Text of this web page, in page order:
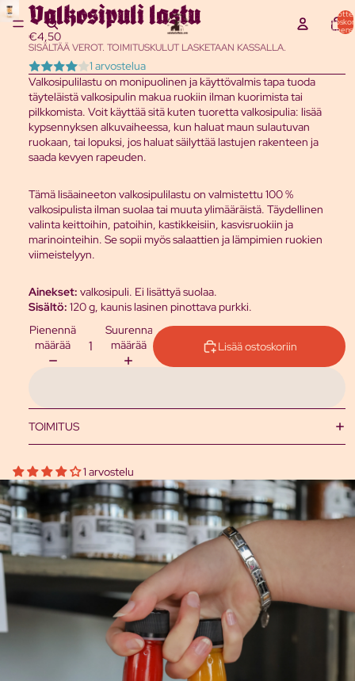
Valkosipuli lastu
€4,50
SISÄLTÄÄ VEROT. TOIMITUSKULUT LASKETAAN KASSALLA.
1 arvostelua
Valkosipulilastu on monipuolinen ja käyttövalmis tapa tuoda
täyteläistä valkosipulin makua ruokiin ilman kuorimista tai
pilkkomista. Voit käyttää sitä kuten tuoretta valkosipulia: lisää
kypsennyksen alkuvaiheessa, kun haluat maun sulautuvan
ruokaan, tai lopuksi, jos haluat säilyttää lastujen rakenteen ja
saada kevyen rapeuden.
Tämä lisäaineeton valkosipulilastu on valmistettu 100 %
valkosipulista ilman suolaa tai muuta ylimääräistä. Täydellinen
valinta keittoihin, patoihin, kastikkeisiin, kasvisruokiin ja
marinointeihin. Se sopii myös salaattien ja lämpimien ruokien
viimeistelyyn.
Ainekset: valkosipuli. Ei lisättyä suolaa.
Sisältö: 120 g, kaunis lasinen pinottava purkki.
Pienennä
määrää
Suurenna
määrää
Lisää ostoskoriin
TOIMITUS
1 arvostelu